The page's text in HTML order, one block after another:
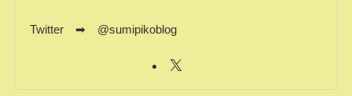
Twitter ➡ @sumipikoblog